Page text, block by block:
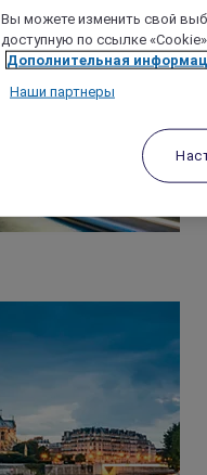
Вы можете изменить свой
доступную по ссылке
Дополнительная
Наши партнеры